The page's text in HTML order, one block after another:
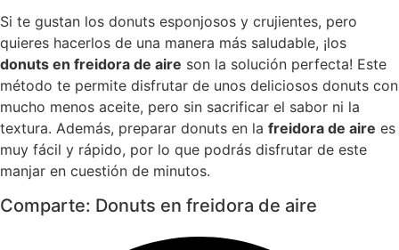
Si te gustan los donuts esponjosos y crujientes, pero
quieres hacerlos de una manera más saludable, ¡los
donuts en freidora de aire son la solución perfecta! Este
método te permite disfrutar de unos deliciosos donuts con
mucho menos aceite, pero sin sacrificar el sabor ni la
textura. Además, preparar donuts en la freidora de aire es
muy fácil y rápido, por lo que podrás disfrutar de este
manjar en cuestión de minutos.
Comparte: Donuts en freidora de aire